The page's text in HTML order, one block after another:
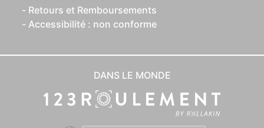
Retours et Remboursements
Accessibilité : non conforme
DANS LE MONDE